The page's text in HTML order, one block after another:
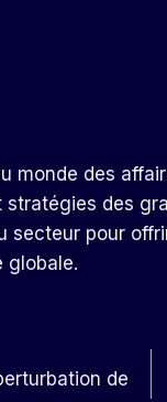
monde des
des
secteur pour
globale.
de